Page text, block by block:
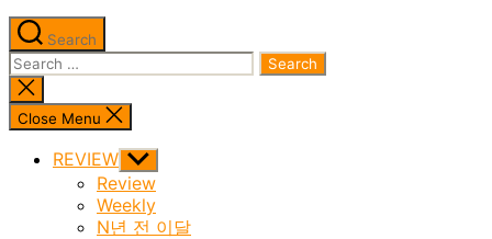
Search
Search
for:
Close
search
Close Menu
REVIEW Show
sub
menu
Review
Weekly
N년 전 이달